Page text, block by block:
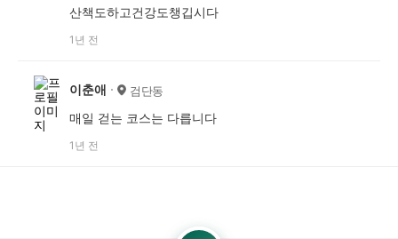
산책도하고건강도챙깁시다
1년 전
이춘애 검단동
매일 걷는 코스는 다릅니다
1년 전